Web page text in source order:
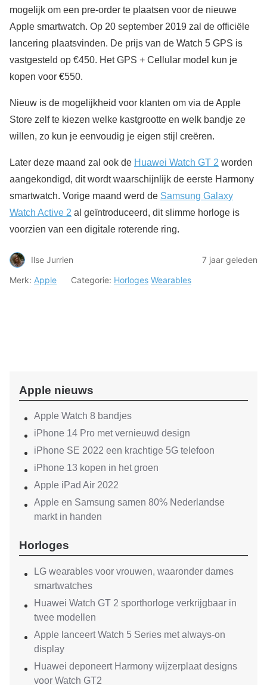
mogelijk om een pre-order te plaatsen voor de nieuwe
Apple smartwatch. Op 20 september 2019 zal de officiële
lancering plaatsvinden. De prijs van de Watch 5 GPS is
vastgesteld op €450. Het GPS + Cellular model kun je
kopen voor €550.
Nieuw is de mogelijkheid voor klanten om via de Apple
Store zelf te kiezen welke kastgrootte en welk bandje ze
willen, zo kun je eenvoudig je eigen stijl creëren.
Later deze maand zal ook de Huawei Watch GT 2 worden
aangekondigd, dit wordt waarschijnlijk de eerste Harmony
smartwatch. Vorige maand werd de Samsung Galaxy
Watch Active 2 al geïntroduceerd, dit slimme horloge is
voorzien van een digitale roterende ring.
Ilse Jurrien
7 jaar geleden
Merk: Apple Categorie: Horloges Wearables
Apple nieuws
Apple Watch 8 bandjes
iPhone 14 Pro met vernieuwd design
iPhone SE 2022 een krachtige 5G telefoon
iPhone 13 kopen in het groen
Apple iPad Air 2022
Apple en Samsung samen 80% Nederlandse
markt in handen
Horloges
LG wearables voor vrouwen, waaronder dames
smartwatches
Huawei Watch GT 2 sporthorloge verkrijgbaar in
twee modellen
Apple lanceert Watch 5 Series met always-on
display
Huawei deponeert Harmony wijzerplaat designs
voor Watch GT2